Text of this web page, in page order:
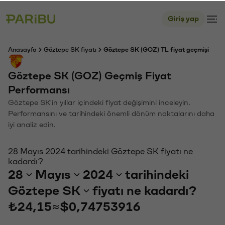
Giriş yap
Anasayfa Göztepe SK fiyatı Göztepe SK (GOZ) TL fiyat geçmişi
Göztepe SK (GOZ) Geçmiş Fiyat
Performansı
Göztepe SK'in yıllar içindeki fiyat değişimini inceleyin.
Performansını ve tarihindeki önemli dönüm noktalarını daha
iyi analiz edin.
28 Mayıs 2024 tarihindeki Göztepe SK fiyatı ne
kadardı?
28 Mayıs 2024
tarihindeki
Göztepe SK
fiyatı ne kadardı?
₺24,15≈$0,74753916